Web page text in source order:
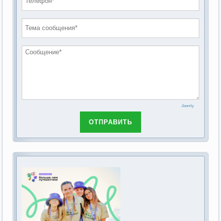
обсуждению Федерального закона Российской
основах социального обслуживания граждан в
2019 год
2018 год
Joomly
ОТПРАВИТЬ